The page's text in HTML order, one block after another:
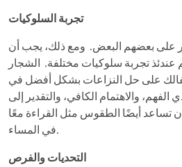
تجربة السلوكيات
على بعضهم البعض. ومع ذلك، يجب أن
عندئذ تجربة سلوكيات مختلفة. الشجار
على حل النزاعات بشكل أفضل في
والاهتمام الكافي، والتقدير إلى
تساعد أيضًا الطقوس مثل القراءة معًا
في المساء.
التحديات والفرص